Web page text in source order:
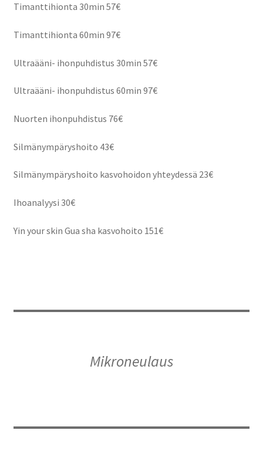
Timanttihionta 30min 57€
Timanttihionta 60min 97€
Ultraääni- ihonpuhdistus 30min 57€
Ultraääni- ihonpuhdistus 60min 97€
Nuorten ihonpuhdistus 76€
Silmänympäryshoito 43€
Silmänympäryshoito kasvohoidon yhteydessä 23€
Ihoanalyysi 30€
Yin your skin Gua sha kasvohoito 151€
Mikroneulaus